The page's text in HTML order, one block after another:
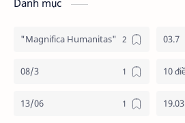
Danh mục
"Magnifica Humanitas" 03.7
08/3
13/06 19.03